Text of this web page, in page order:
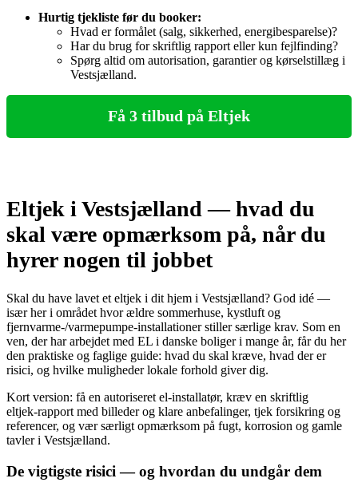
Hurtig tjekliste før du booker:
Hvad er formålet (salg, sikkerhed, energibesparelse)?
Har du brug for skriftlig rapport eller kun fejlfinding?
Spørg altid om autorisation, garantier og kørselstillæg i
Vestsjælland.
Få 3 tilbud på Eltjek
Eltjek i Vestsjælland — hvad du
skal være opmærksom på, når du
hyrer nogen til jobbet
Skal du have lavet et eltjek i dit hjem i Vestsjælland? God idé —
især her i området hvor ældre sommerhuse, kystluft og
fjernvarme-/varmepumpe‑installationer stiller særlige krav. Som en
ven, der har arbejdet med EL i danske boliger i mange år, får du her
den praktiske og faglige guide: hvad du skal kræve, hvad der er
risici, og hvilke muligheder lokale forhold giver dig.
Kort version: få en autoriseret el‑installatør, kræv en skriftlig
eltjek‑rapport med billeder og klare anbefalinger, tjek forsikring og
referencer, og vær særligt opmærksom på fugt, korrosion og gamle
tavler i Vestsjælland.
De vigtigste risici — og hvordan du undgår dem